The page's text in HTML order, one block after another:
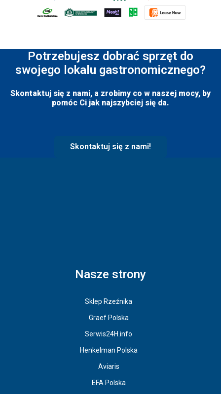
Potrzebujesz dobrać sprzęt do
swojego lokalu gastronomicznego?
Skontaktuj się z nami, a zrobimy co w naszej mocy, by
pomóc Ci jak najszybciej się da.
Skontaktuj się z nami!
Nasze strony
Sklep Rzeźnika
Graef Polska
Serwis24H.info
Henkelman Polska
Aviaris
EFA Polska